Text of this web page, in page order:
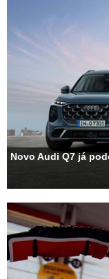
Novo Audi Q7 já